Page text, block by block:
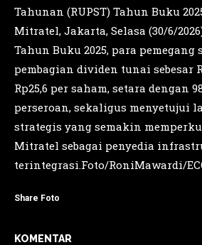
Tahunan (RUPST) Tahun Buku
Mitratel, Jakarta, Selasa (30/6/
Tahun Buku 2025, para pemegang
pembagian dividen tunai sebesar
Rp25,6 per saham, setara dengan
perseroan, sekaligus menyetujui
strategis yang semakin
Mitratel sebagai penyedia
terintegrasi.Foto/RoniMawardi/
Share Foto
KOMENTAR